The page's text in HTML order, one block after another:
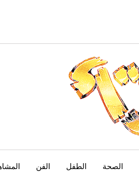
الصحة الطفل الفن